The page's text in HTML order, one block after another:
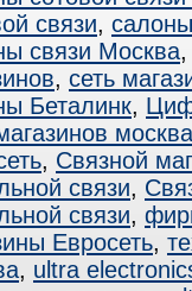
связи,
связи Москва
, сеть
Беталинк,
москва
, Связной
связи,
связи,
Евросеть,
, ultra